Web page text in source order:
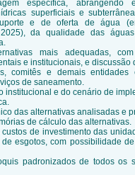
específica, abrangendo
superficiais e
e de oferta de água
da qualidade das
mais adequadas,
e institucionais, e discussão
comitês e demais entidades
de saneamento.
institucional e do cenário de
das alternativas analisadas e
de cálculo das alternativas.
de investimento das
esgotos, com possibilidade
padronizados de todos os